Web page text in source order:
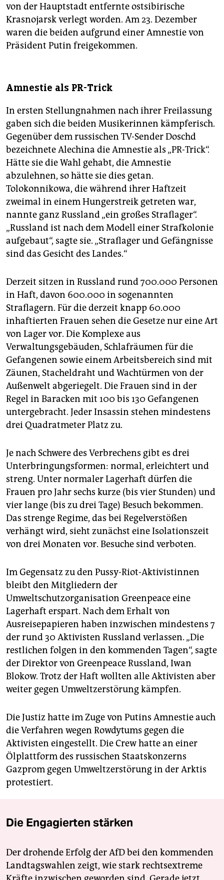
von der Hauptstadt entfernte ostsibirische
Krasnojarsk verlegt worden. Am 23. Dezember
waren die beiden aufgrund einer Amnestie von
Präsident Putin freigekommen.
Amnestie als PR-Trick
In ersten Stellungnahmen nach ihrer Freilassung
gaben sich die beiden Musikerinnen kämpferisch.
Gegenüber dem russischen TV-Sender Doschd
bezeichnete Alechina die Amnestie als „PR-Trick“.
Hätte sie die Wahl gehabt, die Amnestie
abzulehnen, so hätte sie dies getan.
Tolokonnikowa, die während ihrer Haftzeit
zweimal in einem Hungerstreik getreten war,
nannte ganz Russland „ein großes Straflager“.
„Russland ist nach dem Modell einer Strafkolonie
aufgebaut“, sagte sie. „Straflager und Gefängnisse
sind das Gesicht des Landes.“
Derzeit sitzen in Russland rund 700.000 Personen
in Haft, davon 600.000 in sogenannten
Straflagern. Für die derzeit knapp 60.000
inhaftierten Frauen sehen die Gesetze nur eine Art
von Lager vor. Die Komplexe aus
Verwaltungsgebäuden, Schlafräumen für die
Gefangenen sowie einem Arbeitsbereich sind mit
Zäunen, Stacheldraht und Wachtürmen von der
Außenwelt abgeriegelt. Die Frauen sind in der
Regel in Baracken mit 100 bis 130 Gefangenen
untergebracht. Jeder Insassin stehen mindestens
drei Quadratmeter Platz zu.
Je nach Schwere des Verbrechens gibt es drei
Unterbringungsformen: normal, erleichtert und
streng. Unter normaler Lagerhaft dürfen die
Frauen pro Jahr sechs kurze (bis vier Stunden) und
vier lange (bis zu drei Tage) Besuch bekommen.
Das strenge Regime, das bei Regelverstößen
verhängt wird, sieht zunächst eine Isolationszeit
von drei Monaten vor. Besuche sind verboten.
Im Gegensatz zu den Pussy-Riot-Aktivistinnen
bleibt den Mitgliedern der
Umweltschutzorganisation Greenpeace eine
Lagerhaft erspart. Nach dem Erhalt von
Ausreisepapieren haben inzwischen mindestens 7
der rund 30 Aktivisten Russland verlassen. „Die
restlichen folgen in den kommenden Tagen“, sagte
der Direktor von Greenpeace Russland, Iwan
Blokow. Trotz der Haft wollten alle Aktivisten aber
weiter gegen Umweltzerstörung kämpfen.
Die Justiz hatte im Zuge von Putins Amnestie auch
die Verfahren wegen Rowdytums gegen die
Aktivisten eingestellt. Die Crew hatte an einer
Ölplattform des russischen Staatskonzerns
Gazprom gegen Umweltzerstörung in der Arktis
protestiert.
Die Engagierten stärken
Der drohende Erfolg der AfD bei den kommenden
Landtagswahlen zeigt, wie stark rechtsextreme